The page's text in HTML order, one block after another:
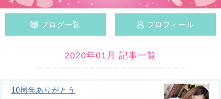
ブログ一覧 プロフィール
2020年01月 記事一覧
10周年ありがとう